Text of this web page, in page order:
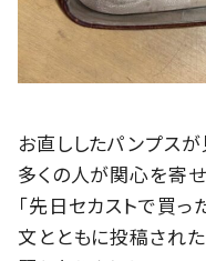
お直ししたパンプス
多くの人が関心を寄せ
「先日セカストで買っ
文とともに投稿され